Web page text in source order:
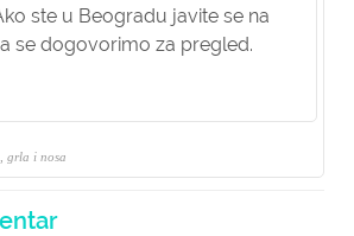
ste u Beogradu javite se na
se dogovorimo za pregled.
grla i nosa